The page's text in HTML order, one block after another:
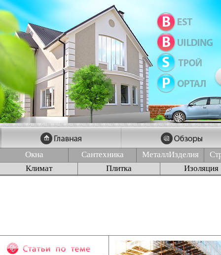
Окна Сантехника МеталлИзделия
Климат
Плитка Изоляция